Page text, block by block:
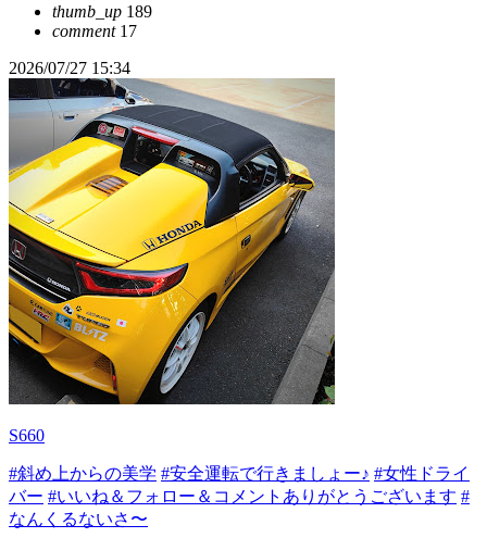
thumb_up 189
comment17
2026/07/27 15:34
S660
#斜め上からの美学 #安全運転で行きましょー♪ #女性ドライ
バー #いいね＆フォロー＆コメントありがとうございます #
なんくるないさ〜